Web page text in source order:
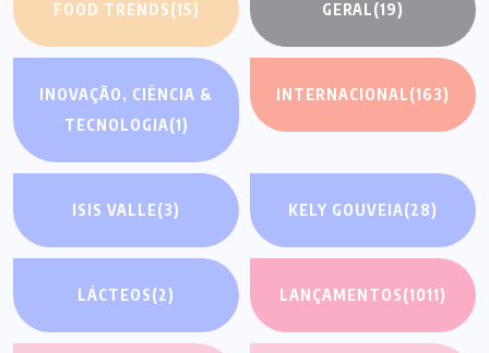
FOOD TRENDS(15) GERAL(19)
INOVAÇÃO, CIÊNCIA &
TECNOLOGIA(1)
INTERNACIONAL(163)
ISIS VALLE(3) KELY GOUVEIA(28)
LÁCTEOS(2) LANÇAMENTOS(1011)